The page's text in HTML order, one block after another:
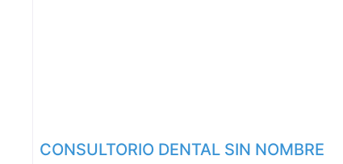
CONSULTORIO DENTAL SIN NOMBRE